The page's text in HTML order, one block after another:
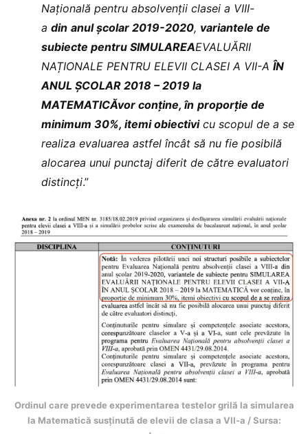
Națională pentru absolvenții clasei a VIII-
a din anul școlar 2019-2020, variantele de
subiecte pentru SIMULAREAEVALUĂRII
NAȚIONALE PENTRU ELEVII CLASEI A VII-A ÎN
ANUL ȘCOLAR 2018 – 2019 la
MATEMATICĂvor conține, în proporție de
minimum 30%, itemi obiectivicu scopul de a se
realiza evaluarea astfel încât să nu fie posibilă
alocarea unui punctaj diferit de către evaluatori
distincți.”
Ordinul care prevede experimentarea testelor grilă la simularea
la Matematică susținută de elevii de clasa a VII-a / Sursa: